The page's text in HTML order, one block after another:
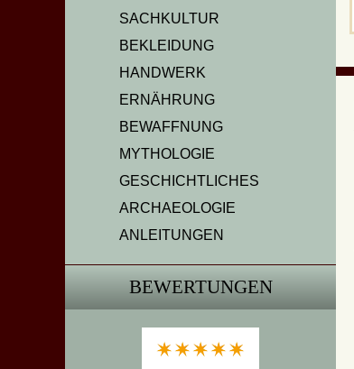
SACHKULTUR
BEKLEIDUNG
HANDWERK
ERNÄHRUNG
BEWAFFNUNG
MYTHOLOGIE
GESCHICHTLICHES
ARCHAEOLOGIE
ANLEITUNGEN
BEWERTUNGEN